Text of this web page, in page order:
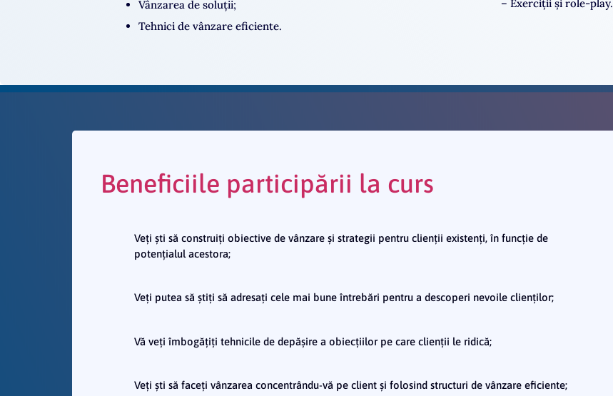
Vânzarea de soluții;
Tehnici de vânzare eficiente.
– Exerciții și role-play.
Beneficiile participării la curs
Veți ști să construiți obiective de vânzare și strategii pentru clienții existenți, în funcție de
potențialul acestora;
Veți putea să știți să adresați cele mai bune întrebări pentru a descoperi nevoile clienților;
Vă veți îmbogățiți tehnicile de depășire a obiecțiilor pe care clienții le ridică;
Veți ști să faceți vânzarea concentrându-vă pe client și folosind structuri de vânzare eficiente;